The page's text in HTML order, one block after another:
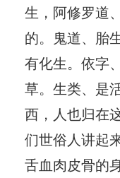
生，阿修罗道
的。鬼道、胎
有化生。依字
草。生类、是
西，人也归在
们世俗人讲起
舌血肉皮骨的